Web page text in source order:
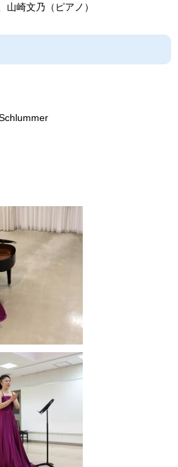
山崎文乃（ピアノ）